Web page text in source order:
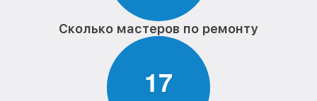
Сколько мастеров по ремонту
17